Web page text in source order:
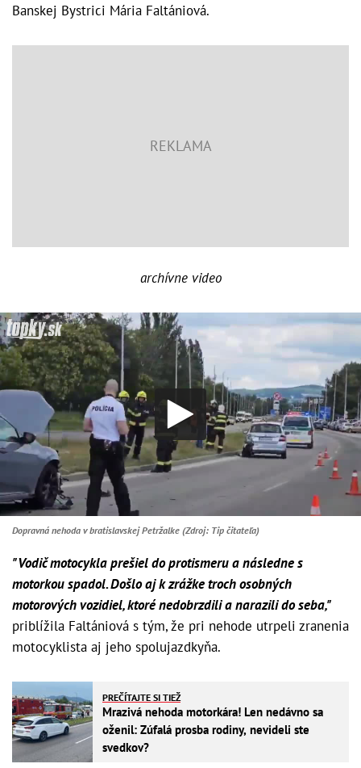
Banskej Bystrici Mária Faltániová.
archívne video
Dopravná nehoda v bratislavskej Petržalke (Zdroj: Tip čitateľa)
"Vodič motocykla prešiel do protismeru a následne s
motorkou spadol. Došlo aj k zrážke troch osobných
motorových vozidiel, ktoré nedobrzdili a narazili do seba,"
priblížila Faltániová s tým, že pri nehode utrpeli zranenia
motocyklista aj jeho spolujazdkyňa.
PREČÍTAJTE SI TIEŽ
Mrazivá nehoda motorkára! Len nedávno sa
oženil: Zúfalá prosba rodiny, nevideli ste
svedkov?